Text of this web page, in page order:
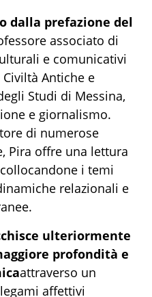
dalla prefazione del
associato di
e comunicativi
Antiche e
Studi di Messina,
e giornalismo.
di numerose
Pira offre una lettura
i temi
relazionali e
ulteriormente
profondità e
attraverso un
affettivi